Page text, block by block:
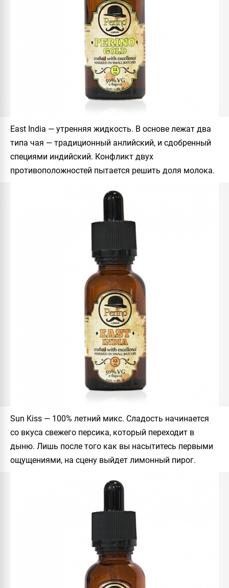
East India — утренняя жидкость. В основе лежат два
типа чая — традиционный анлийский, и сдобренный
специями индийский. Конфликт двух
противоположностей пытается решить доля молока.
Sun Kiss — 100% летний микс. Сладость начинается
со вкуса свежего персика, который переходит в
дыню. Лишь после того как вы насытитесь первыми
ощущениями, на сцену выйдет лимонный пирог.